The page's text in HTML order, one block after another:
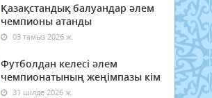
Қазақстандық балуандар әлем
чемпионы атанды
03 тамыз 2026 ж.
Футболдан келесі әлем
чемпионатының жеңімпазы кім
31 шілде 2026 ж.